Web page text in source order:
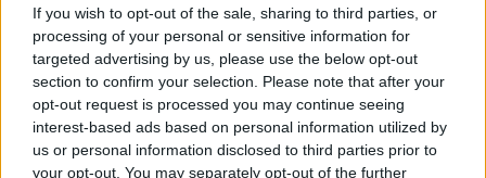
If you wish to opt-out of the sale, sharing to third parties, or
processing of your personal or sensitive information for
targeted advertising by us, please use the below opt-out
section to confirm your selection. Please note that after your
opt-out request is processed you may continue seeing
interest-based ads based on personal information utilized by
us or personal information disclosed to third parties prior to
your opt-out. You may separately opt-out of the further
munkálatokat nem teljesíti, a folyósított családi
otthonteremtési kedvezményt - ideértve annak a
lakás vásárlására számított összegét is − a
folyósítás napjától számított, Ptk. szerinti
késedelmi kamattal növelten köteles visszafizetni.